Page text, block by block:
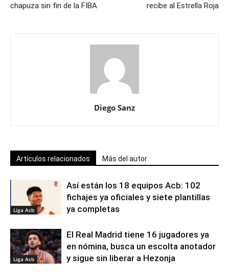
chapuza sin fin de la FIBA
recibe al Estrella Roja
Diego Sanz
Artículos relacionados Más del autor
Liga Acb
Así están los 18 equipos Acb: 102
fichajes ya oficiales y siete plantillas
ya completas
Liga Acb
El Real Madrid tiene 16 jugadores ya
en nómina, busca un escolta anotador
y sigue sin liberar a Hezonja